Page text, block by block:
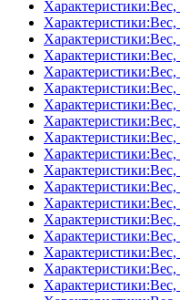
Характеристики:Вес,
Характеристики:Вес,
Характеристики:Вес,
Характеристики:Вес,
Характеристики:Вес,
Характеристики:Вес,
Характеристики:Вес,
Характеристики:Вес,
Характеристики:Вес,
Характеристики:Вес,
Характеристики:Вес,
Характеристики:Вес,
Характеристики:Вес,
Характеристики:Вес,
Характеристики:Вес,
Характеристики:Вес,